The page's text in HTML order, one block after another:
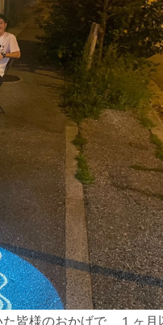
皆様のおかげで、１ヶ月